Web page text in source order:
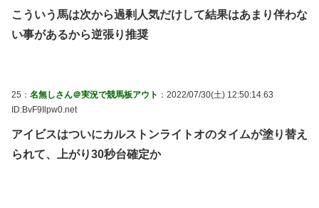
こういう馬は次から過剰人気だけして結果はあまり伴わな
い事があるから逆張り推奨
25： 名無しさん＠実況で競馬板アウト ：2022/07/30(土) 12:50:14.63
ID:BvF9Ilpw0.net
アイビスはついにカルストンライトオのタイムが塗り替え
られて、上がり30秒台確定か